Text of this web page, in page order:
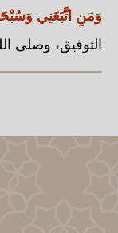
وَمَنِ اتَّبَعَنِي
التوفيق، وصلى